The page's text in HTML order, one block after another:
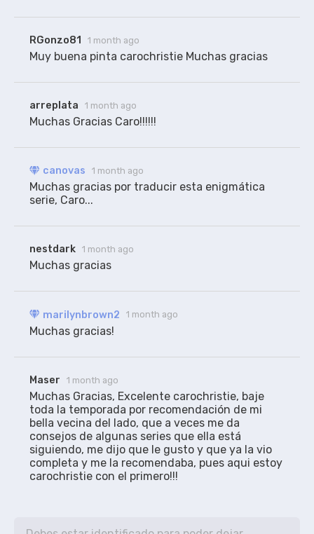
RGonzo81 1 month ago
arreplata 1 month ago
Muchas Gracias Caro!!!!!!
canovas 1 month ago
Muchas gracias por traducir esta enigmática
serie, Caro...
nestdark 1 month ago
Muchas gracias
marilynbrown2 1 month ago
Muchas gracias!
Maser 1 month ago
Muchas Gracias, Excelente carochristie, baje
toda la temporada por recomendación de mi
bella vecina del lado, que a veces me da
consejos de algunas series que ella está
siguiendo, me dijo que le gusto y que ya la vio
completa y me la recomendaba, pues aqui estoy
carochristie con el primero!!!